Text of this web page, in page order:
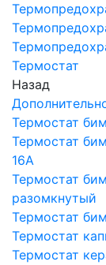
Термостат
Назад
Термостат
Термостат
16A
Термостат
разомкнутый
Термостат
Термостат
Термостат